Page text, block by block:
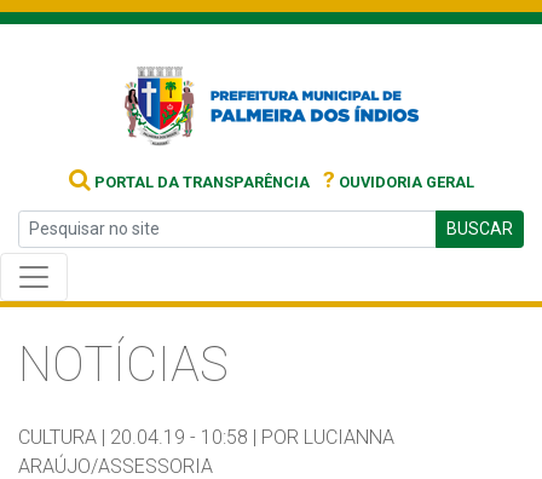
PORTAL DA TRANSPARÊNCIA ? OUVIDORIA GERAL
BUSCAR
NOTÍCIAS
CULTURA | 20.04.19 - 10:58 | POR LUCIANNA
ARAÚJO/ASSESSORIA